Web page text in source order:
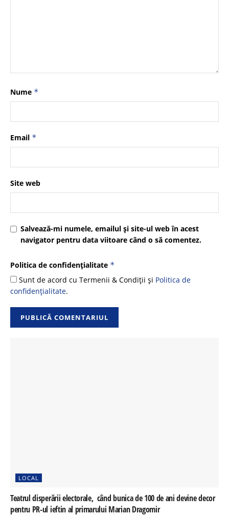
Nume *
Email *
Site web
Salvează-mi numele, emailul și site-ul web în acest
navigator pentru data viitoare când o să comentez.
Politica de confidențialitate *
Sunt de acord cu Termenii & Condiții și Politica de
confidențialitate.
LOCAL
Teatrul disperării electorale, când bunica de 100 de ani devine decor
pentru PR-ul ieftin al primarului Marian Dragomir